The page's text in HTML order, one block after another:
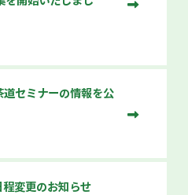
セミナーの情報を公
変更のお知らせ